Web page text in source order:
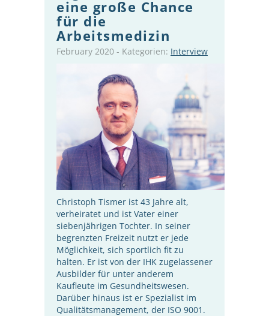
eine große Chance
für die
Arbeitsmedizin
February 2020 - Kategorien: Interview
Christoph Tismer ist 43 Jahre alt,
verheiratet und ist Vater einer
siebenjährigen Tochter. In seiner
begrenzten Freizeit nutzt er jede
Möglichkeit, sich sportlich fit zu
halten. Er ist von der IHK zugelassener
Ausbilder für unter anderem
Kaufleute im Gesundheitswesen.
Darüber hinaus ist er Spezialist im
Qualitätsmanagement, der ISO 9001.